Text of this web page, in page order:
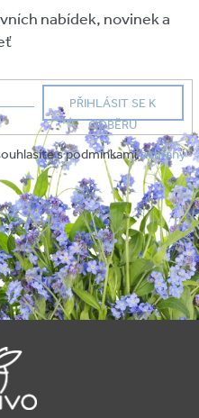
nabídek, novinek a
PŘIHLÁSIT SE K
ODBĚRU
s podmínkamiochrany